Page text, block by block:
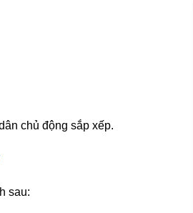
chủ động sắp xếp.
sau: